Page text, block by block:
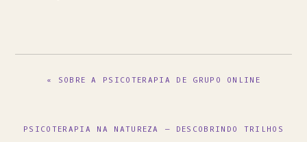
« SOBRE A PSICOTERAPIA DE GRUPO ONLINE
PSICOTERAPIA NA NATUREZA – DESCOBRINDO TRILHOS